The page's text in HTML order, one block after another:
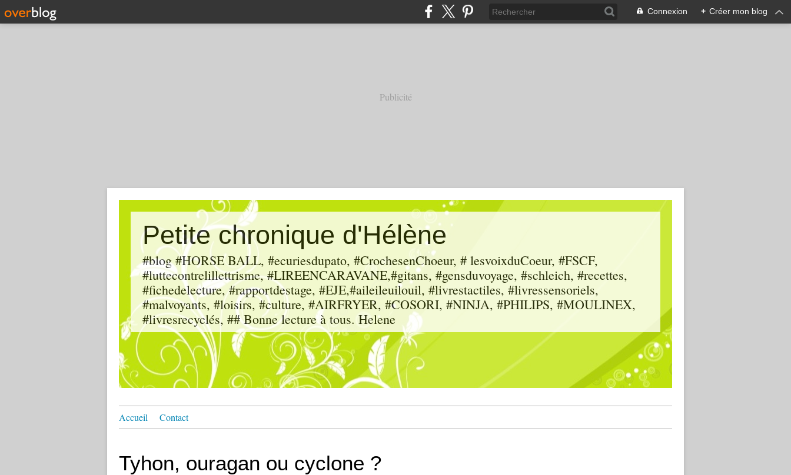
Connexion + Créer mon blog
Publicité
Petite chronique d'Hélène
#blog #HORSE BALL, #ecuriesdupato, #CrochesenChoeur, # lesvoixduCoeur, #FSCF,
#luttecontrelillettrisme, #LIREENCARAVANE,#gitans, #gensduvoyage, #schleich, #recettes,
#fichedelecture, #rapportdestage, #EJE,#aileileuilouil, #livrestactiles, #livressensoriels,
#malvoyants, #loisirs, #culture, #AIRFRYER, #COSORI, #NINJA, #PHILIPS, #MOULINEX,
#livresrecyclés, ## Bonne lecture à tous. Helene
Accueil Contact
Tyhon, ouragan ou cyclone ?